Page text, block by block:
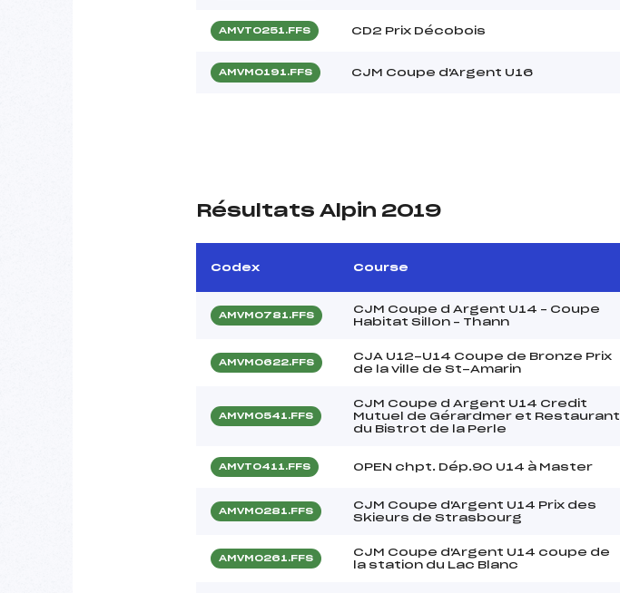
AMVT0251.FFS CD2 Prix Décobois
AMVM0191.FFS CJM Coupe d'Argent U16
Résultats Alpin 2019
Codex Course
AMVM0781.FFS
CJM Coupe d Argent U14 – Coupe
Habitat Sillon – Thann
AMVM0622.FFS
CJA U12-U14 Coupe de Bronze Prix
de la ville de St-Amarin
AMVM0541.FFS
CJM Coupe d Argent U14 Credit
Mutuel de Gérardmer et Restaurant
du Bistrot de la Perle
AMVT0411.FFS OPEN chpt. Dép.90 U14 à Master
AMVM0281.FFS
CJM Coupe d'Argent U14 Prix des
Skieurs de Strasbourg
AMVM0261.FFS
CJM Coupe d'Argent U14 coupe de
la station du Lac Blanc